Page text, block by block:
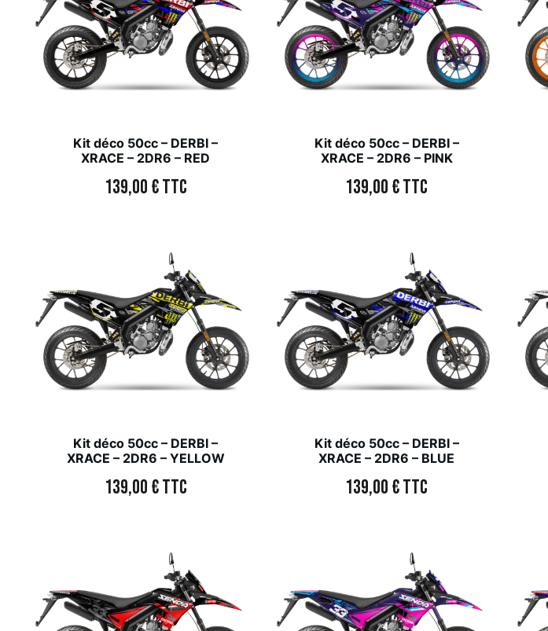
Kit déco 50cc – DERBI –
XRACE – 2DR6 – RED
139,00€TTC
Kit déco 50cc – DERBI –
XRACE – 2DR6 – PINK
139,00€TTC
Kit déco 50cc – DERBI –
XRACE – 2DR6 – YELLOW
139,00€TTC
Kit déco 50cc – DERBI –
XRACE – 2DR6 – BLUE
139,00€TTC